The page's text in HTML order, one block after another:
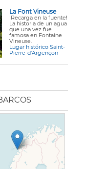
La Font Vineuse
¡Recarga en la fuente!
La historia de un agua
que una vez fue
famosa en Fontaine
Vineuse.
Lugar histórico Saint-
Pierre-d'Argençon